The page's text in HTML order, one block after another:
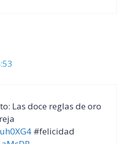
Las doce reglas de oro
#felicidad